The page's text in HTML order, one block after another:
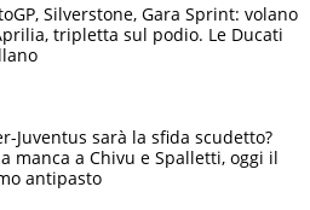
Silverstone, Gara Sprint: volano
tripletta sul podio. Le Ducati
Juventus sarà la sfida scudetto?
manca a Chivu e Spalletti, oggi il
antipasto